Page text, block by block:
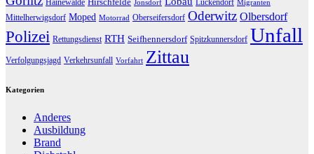
Jonsdorf Migranten
Mittelherwigsdorf Moped Motorrad Oberseifersdorf Oderwitz Olbersdorf
Polizei Rettungsdienst RTH Seifhennersdorf Spitzkunnersdorf Unfall
Verfolgungsjagd Verkehrsunfall Vorfahrt Zittau
Kategorien
Anderes
Ausbildung
Brand